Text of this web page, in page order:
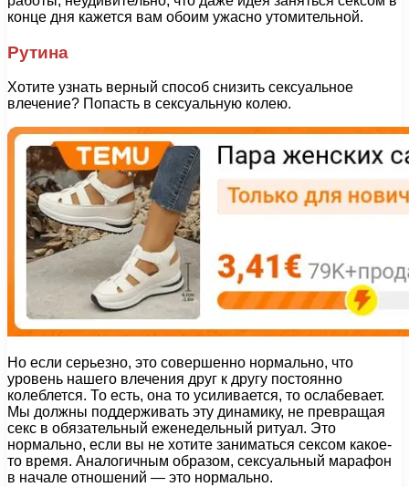
конце дня кажется вам обоим ужасно утомительной.
Рутина
Хотите узнать верный способ снизить сексуальное
влечение? Попасть в сексуальную колею.
Но если серьезно, это совершенно нормально, что
уровень нашего влечения друг к другу постоянно
колеблется. То есть, она то усиливается, то ослабевает.
Мы должны поддерживать эту динамику, не превращая
секс в обязательный еженедельный ритуал. Это
нормально, если вы не хотите заниматься сексом какое-
то время. Аналогичным образом, сексуальный марафон
в начале отношений — это нормально.